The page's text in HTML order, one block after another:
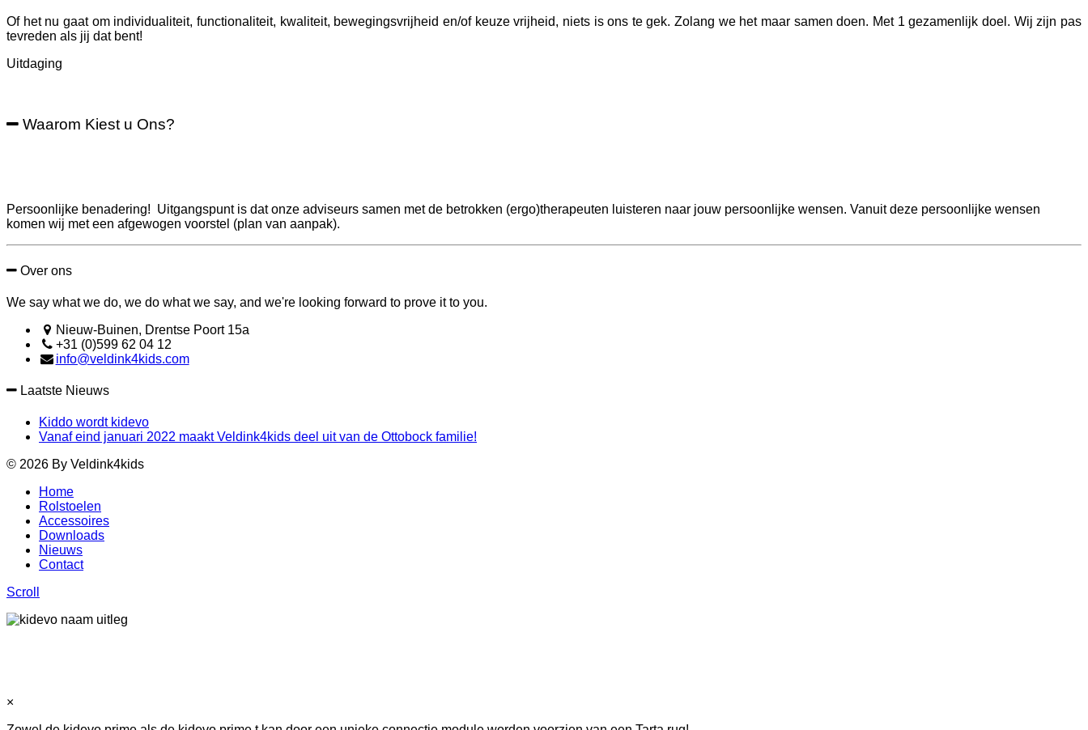
Of het nu gaat om individualiteit, functionaliteit, kwaliteit, bewegingsvrijheid en/of keuze vrijheid, niets is ons te gek. Zolang we het maar samen doen. Met 1 gezamenlijk doel. Wij zijn pas
tevreden als jij dat bent!
Uitdaging
Waarom Kiest u Ons?
Persoonlijke benadering! Uitgangspunt is dat onze adviseurs samen met de betrokken (ergo)therapeuten luisteren naar jouw persoonlijke wensen. Vanuit deze persoonlijke wensen
komen wij met een afgewogen voorstel (plan van aanpak).
Over ons
We say what we do, we do what we say, and we're looking forward to prove it to you.
Nieuw-Buinen, Drentse Poort 15a
+31 (0)599 62 04 12
info@veldink4kids.com
Laatste Nieuws
Kiddo wordt kidevo
Vanaf eind januari 2022 maakt Veldink4kids deel uit van de Ottobock familie!
© 2026 By Veldink4kids
Home
Rolstoelen
Accessoires
Downloads
Nieuws
Contact
Scroll
×